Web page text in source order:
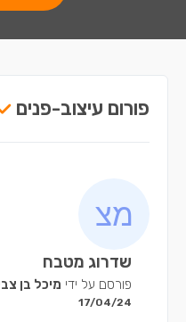
פורום עיצוב-פנים
שדרוג מטבח
פורסם על ידי מיכל בן
17/04/24